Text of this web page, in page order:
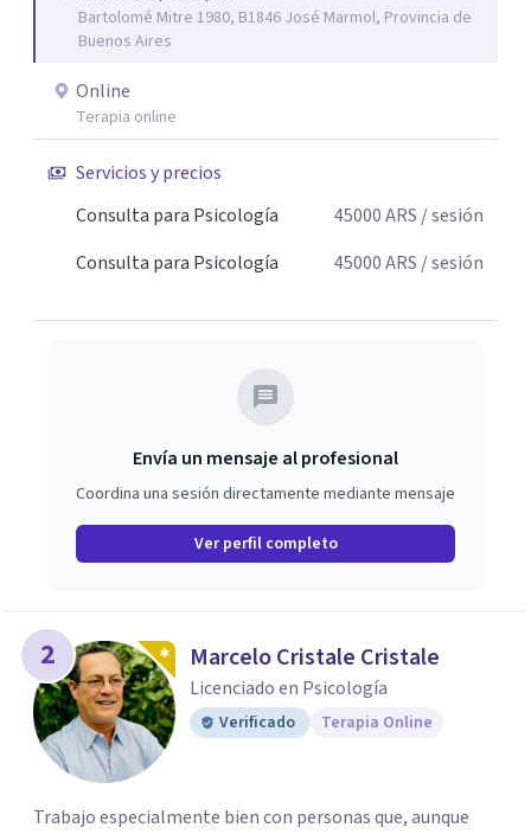
Bartolomé Mitre 1980, B1846 José Marmol, Provincia de
Buenos Aires
Online
Terapia online
Servicios y precios
Consulta para Psicología
45000ARS / sesión
Consulta para Psicología
45000ARS / sesión
Envía un mensaje al profesional
Coordina una sesión directamente mediante mensaje
Ver perfil completo
2 Marcelo Cristale Cristale
Licenciado en Psicología
Verificado Terapia Online
Trabajo especialmente bien con personas que, aunque